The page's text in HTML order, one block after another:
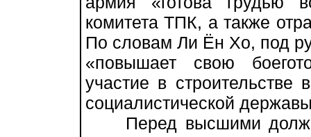
комитета ТПК, а также
По словам Ли Ён Хо, под
«повышает свою
участие в
социалистической
Перед высшими